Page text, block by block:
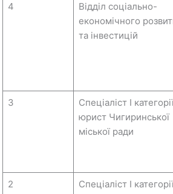
4
Відділ соціально-
економічного
та інвестицій
3
Спеціаліст I
юрист Чигиринської
міської ради
2
Спеціаліст I